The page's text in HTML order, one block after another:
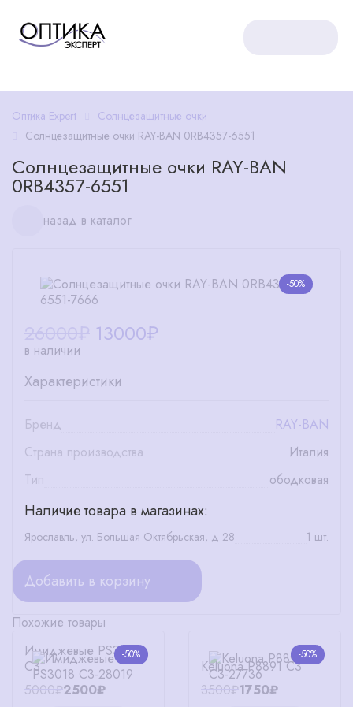
Оптика Expert
Солнцезащитные очки
Солнцезащитные очки RAY-BAN 0RB4357-6551
Солнцезащитные очки RAY-BAN
0RB4357-6551
назад в каталог
-50%
13000₽
в наличии
Характеристики
Бренд
RAY-BAN
Страна производства
Италия
Тип
ободковая
Наличие товара в магазинах:
Ярославль, ул. Большая Октябрьская, д 28 1 шт.
Добавить в корзину
Похожие товары
-50%
Имиджевые PS3018
C3
5000₽2500₽
-50%
Keluona P8891 C3
3500₽1750₽